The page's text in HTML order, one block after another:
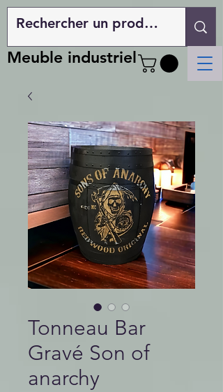
Meuble industriel
Tonneau Bar
Gravé Son of
anarchy